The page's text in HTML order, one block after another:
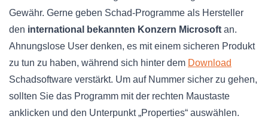
Gewähr. Gerne geben Schad-Programme als Hersteller
den international bekannten Konzern Microsoft an.
Ahnungslose User denken, es mit einem sicheren Produkt
zu tun zu haben, während sich hinter dem Download
Schadsoftware verstärkt. Um auf Nummer sicher zu gehen,
sollten Sie das Programm mit der rechten Maustaste
anklicken und den Unterpunkt „Properties“ auswählen.